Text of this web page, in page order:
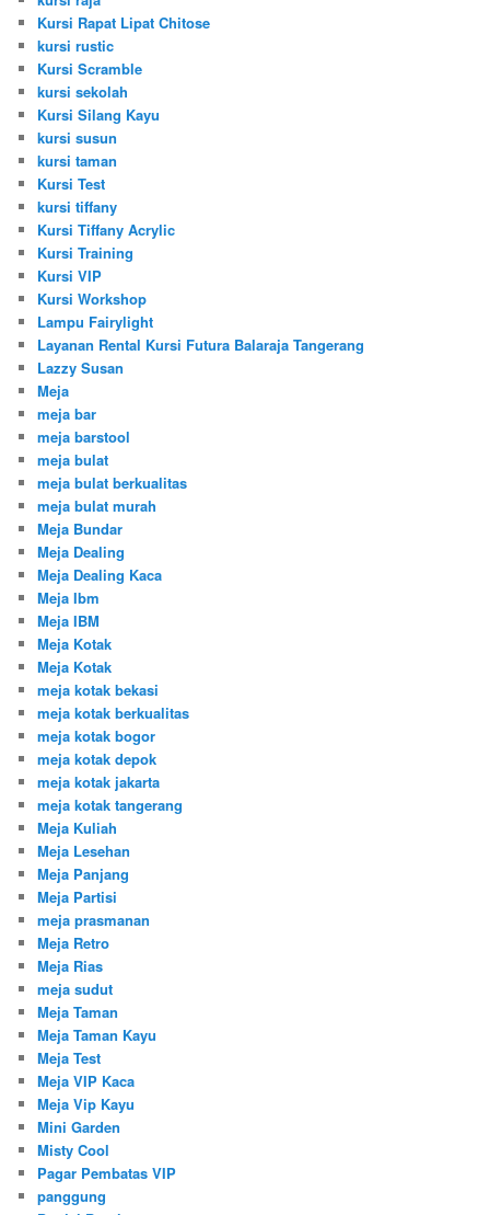
Kursi Rapat Lipat Chitose
kursi rustic
Kursi Scramble
kursi sekolah
Kursi Silang Kayu
kursi susun
kursi taman
Kursi Test
kursi tiffany
Kursi Tiffany Acrylic
Kursi Training
Kursi VIP
Kursi Workshop
Lampu Fairylight
Layanan Rental Kursi Futura Balaraja Tangerang
Lazzy Susan
Meja
meja bar
meja barstool
meja bulat
meja bulat berkualitas
meja bulat murah
Meja Bundar
Meja Dealing
Meja Dealing Kaca
Meja Ibm
Meja IBM
Meja Kotak
Meja Kotak
meja kotak bekasi
meja kotak berkualitas
meja kotak bogor
meja kotak depok
meja kotak jakarta
meja kotak tangerang
Meja Kuliah
Meja Lesehan
Meja Panjang
Meja Partisi
meja prasmanan
Meja Retro
Meja Rias
meja sudut
Meja Taman
Meja Taman Kayu
Meja Test
Meja VIP Kaca
Meja Vip Kayu
Mini Garden
Misty Cool
Pagar Pembatas VIP
panggung